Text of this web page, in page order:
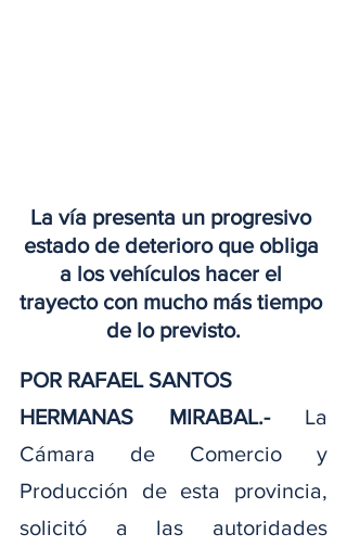
La vía presenta un progresivo
estado de deterioro que obliga
a los vehículos hacer el
trayecto con mucho más tiempo
de lo previsto.
POR RAFAEL SANTOS
HERMANAS MIRABAL.- La
Cámara de Comercio y
Producción de esta provincia,
solicitó a las autoridades